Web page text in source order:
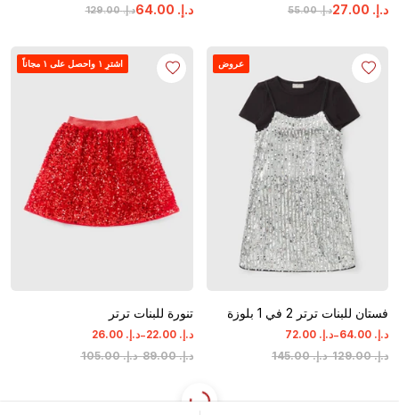
د.إ.‏
55.00 د.إ. 27.00 د.إ.‏
129.00 د.إ. 64.00
عروض
فستان للبنات ترتر 2 في 1 بلوزة
د.إ. 64.00
-د.إ. 72.00
د.إ.‏
129.00
-د.إ.‏
145.00
اشترِ ١ واحصل على ١ مجاناً
تنورة للبنات ترتر
د.إ. ‏
22.00
-د.إ. ‏
26.00
د.إ.‏
89.00
-د.إ.‏
105.00